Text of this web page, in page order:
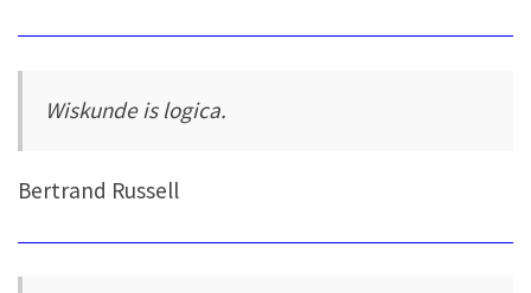
Wiskunde is logica.
Bertrand Russell